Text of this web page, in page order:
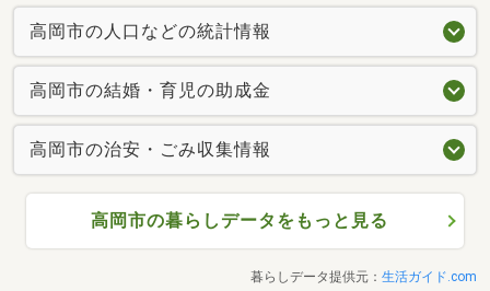
高岡市の人口などの統計情報
高岡市の結婚・育児の助成金
高岡市の治安・ごみ収集情報
高岡市の暮らしデータをもっと見る
暮らしデータ提供元： 生活ガイド.com